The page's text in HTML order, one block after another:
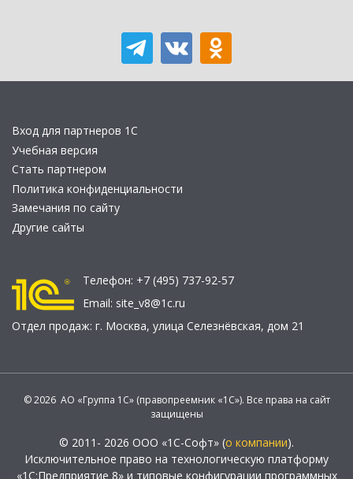
Вход для партнеров 1С
Учебная версия
Стать партнером
Политика конфиденциальности
Замечания по сайту
Другие сайты
Телефон: +7 (495) 737-92-57
Email: site_v8@1c.ru
Отдел продаж: г. Москва, улица Селезнёвская, дом 21
© 2026 АО «Группа 1С» (правопреемник «1С»). Все права на сайт
защищены
© 2011- 2026 ООО «1С-Софт» (о компании).
Исключительное право на технологическую платформу
«1С:Предприятие 8» и типовые конфигурации программных